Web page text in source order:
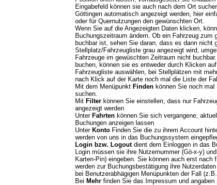
Eingabefeld können sie auch nach dem Ort
Göttingen automatisch angezeigt werden, hier
oder für Quernutzungen den gewünschten Ort.
Wenn Sie auf die Angezeigten Daten klicken,
Buchungszeitraum ändern. Ob ein Fahrzeug zum
buchbar ist, sehen Sie daran, dass es dann nicht
Stellplatz/Fahrzeugliste grau angezeigt wird,
Fahrzeuge im gewüschten Zeitraum nicht
buchen, können sie es entweder durch Klicken
Fahrzeugliste auswählen, bei Stellplätzen mit
nach Klick auf der Karte noch mal die Liste der
Mit dem Menüpunkt Finden können Sie noch
suchen.
Mit Filter können Sie einstellen, dass nur
angezeigt werden
Unter Fahrten können Sie sich vergangene,
Buchungen anzeigen lassen
Unter Konto Finden Sie die zu ihrem Account
werden von uns in das Buchungssystem
Login bzw. Logoutdient dem Einloggen in das
Login müssen sie ihre Nutzernummer (Gö-x-y)
Karten-Pin) eingeben. Sie können auch erst nach
werden zur Buchungsbestätigung ihre
bei Benutzerabhägigen Menüpunkten der Fall
Bei Mehr finden Sie das Impressum und